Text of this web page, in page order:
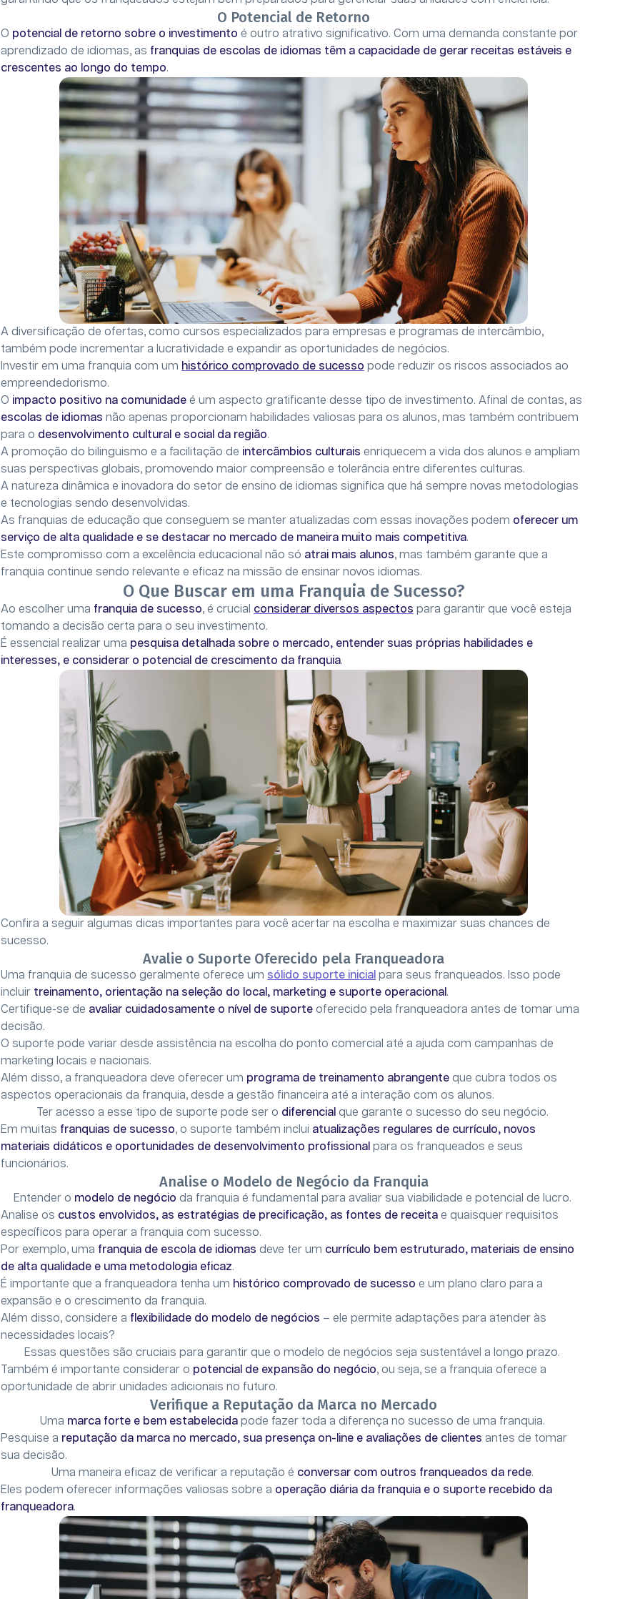
O Potencial de Retorno
O potencial de retorno sobre o investimento é outro atrativo significativo. Com uma demanda constante por
aprendizado de idiomas, as franquias de escolas de idiomas têm a capacidade de gerar receitas estáveis e
crescentes ao longo do tempo.
A diversificação de ofertas, como cursos especializados para empresas e programas de intercâmbio,
também pode incrementar a lucratividade e expandir as oportunidades de negócios.
Investir em uma franquia com um histórico comprovado de sucesso pode reduzir os riscos associados ao
empreendedorismo.
O impacto positivo na comunidade é um aspecto gratificante desse tipo de investimento. Afinal de contas, as
escolas de idiomas não apenas proporcionam habilidades valiosas para os alunos, mas também contribuem
para o desenvolvimento cultural e social da região.
A promoção do bilinguismo e a facilitação de intercâmbios culturais enriquecem a vida dos alunos e ampliam
suas perspectivas globais, promovendo maior compreensão e tolerância entre diferentes culturas.
A natureza dinâmica e inovadora do setor de ensino de idiomas significa que há sempre novas metodologias
e tecnologias sendo desenvolvidas.
As franquias de educação que conseguem se manter atualizadas com essas inovações podem oferecer um
serviço de alta qualidade e se destacar no mercado de maneira muito mais competitiva.
Este compromisso com a excelência educacional não só atrai mais alunos, mas também garante que a
franquia continue sendo relevante e eficaz na missão de ensinar novos idiomas.
O Que Buscar em uma Franquia de Sucesso?
Ao escolher uma franquia de sucesso, é crucial considerar diversos aspectos para garantir que você esteja
tomando a decisão certa para o seu investimento.
É essencial realizar uma pesquisa detalhada sobre o mercado, entender suas próprias habilidades e
interesses, e considerar o potencial de crescimento da franquia.
Confira a seguir algumas dicas importantes para você acertar na escolha e maximizar suas chances de
sucesso.
Avalie o Suporte Oferecido pela Franqueadora
Uma franquia de sucesso geralmente oferece um sólido suporte inicial para seus franqueados. Isso pode
incluir treinamento, orientação na seleção do local, marketing e suporte operacional .
Certifique-se de avaliar cuidadosamente o nível de suporte oferecido pela franqueadora antes de tomar uma
decisão.
O suporte pode variar desde assistência na escolha do ponto comercial até a ajuda com campanhas de
marketing locais e nacionais.
Além disso, a franqueadora deve oferecer um programa de treinamento abrangente que cubra todos os
aspectos operacionais da franquia, desde a gestão financeira até a interação com os alunos.
Ter acesso a esse tipo de suporte pode ser o diferencial que garante o sucesso do seu negócio.
Em muitas franquias de sucesso, o suporte também inclui atualizações regulares de currículo, novos
materiais didáticos e oportunidades de desenvolvimento profissional para os franqueados e seus
funcionários.
Analise o Modelo de Negócio da Franquia
Entender o modelo de negócio da franquia é fundamental para avaliar sua viabilidade e potencial de lucro.
Analise os custos envolvidos, as estratégias de precificação, as fontes de receita e quaisquer requisitos
específicos para operar a franquia com sucesso.
Por exemplo, uma franquia de escola de idiomas deve ter um currículo bem estruturado, materiais de ensino
de alta qualidade e uma metodologia eficaz.
É importante que a franqueadora tenha um histórico comprovado de sucesso e um plano claro para a
expansão e o crescimento da franquia.
Além disso, considere a flexibilidade do modelo de negócios – ele permite adaptações para atender às
necessidades locais?
Essas questões são cruciais para garantir que o modelo de negócios seja sustentável a longo prazo.
Também é importante considerar o potencial de expansão do negócio, ou seja, se a franquia oferece a
oportunidade de abrir unidades adicionais no futuro.
Verifique a Reputação da Marca no Mercado
Uma marca forte e bem estabelecidapode fazer toda a diferença no sucesso de uma franquia.
Pesquise a reputação da marca no mercado, sua presença on-line e avaliações de clientes antes de tomar
sua decisão.
Uma maneira eficaz de verificar a reputação é conversar com outros franqueados da rede.
Eles podem oferecer informações valiosas sobre a operação diária da franquia e o suporte recebido da
franqueadora.